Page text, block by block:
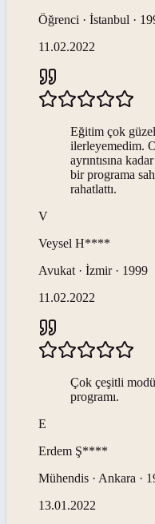
Öğrenci · İstanbul ·
11.02.2022
Eğitim çok
ilerleyemedim.
ayrıntısına
bir programa
rahatlattı.
V
Veysel H****
Avukat · İzmir · 1999
11.02.2022
Çok çeşitli
programı.
E
Erdem Ş****
Mühendis · Ankara ·
13.01.2022